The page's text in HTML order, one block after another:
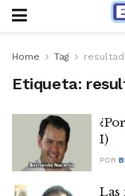
Home Tag
Etiqueta:
I)
POR
Las